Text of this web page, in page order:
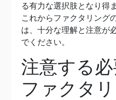
る有力な選択肢となり得
これからファクタリング
は、十分な理解と注意が
でください。
注意する
ファクタ